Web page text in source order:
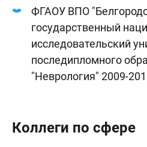
ФГАОУ ВПО
государственный
исследовательский
последипломного
"Неврология" 2009-
Коллеги по сфере